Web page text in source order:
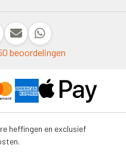
beoordelingen
heffingen en exclusief